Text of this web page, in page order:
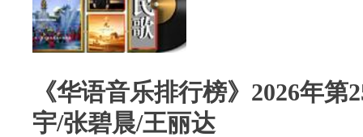
《华语音乐排行榜》2026年第
宇/张碧晨/王丽达